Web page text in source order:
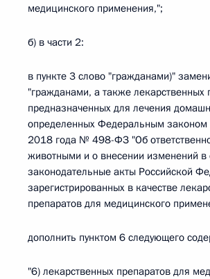
медицинского применения,";
б) в части 2:
в пункте 3 слово "гражданами)"
"гражданами, а также лекарственных
предназначенных для лечения
определенных Федеральным законом
2018 года № 498-ФЗ "Об
животными и о внесении изменений в
законодательные акты Российской
зарегистрированных в качестве
препаратов для медицинского
дополнить пунктом 6 следующего
"6) лекарственных препаратов для